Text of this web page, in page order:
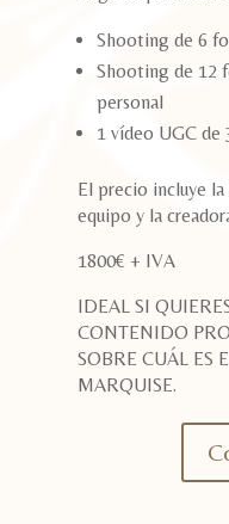
Shooting de 6
Shooting de 12
personal
1 vídeo UGC de
El precio incluye
equipo y la
1800€ + IVA
IDEAL SI
CONTENIDO
SOBRE CUÁL ES
MARQUISE.